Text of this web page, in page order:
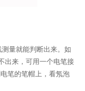
量就能判断出来。如
出来，可用一个电笔接
笔的笔帽上，看氖泡